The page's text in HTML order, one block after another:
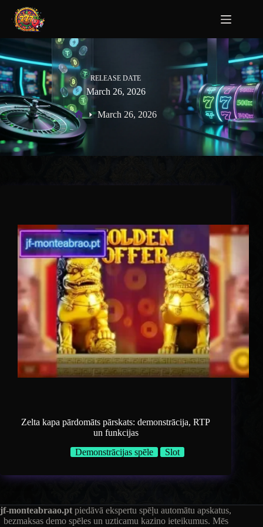
RELEASE DATE
March 26, 2026
March 26, 2026
Zelta kapa pārdomāts pārskats: demonstrācija, RTP
un funkcijas
Demonstrācijas spēle
Slot
jf-monteabraao.pt piedāvā ekspertu spēļu automātu apskatus,
bezmaksas demo spēles un uzticamu kazino ieteikumus. Mēs